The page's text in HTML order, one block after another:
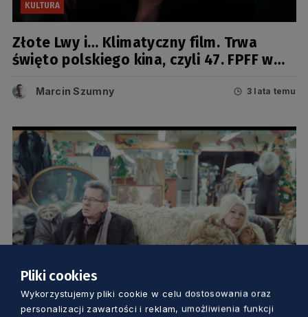
KULTURA
Złote Lwy i… Klimatyczny film. Trwa
święto polskiego kina, czyli 47. FPFF w
Marcin Szumny 3 lata temu
KULTURA
Pliki cookies
Wykorzystujemy pliki cookie w celu dostosowania oraz
personalizacji zawartości i reklam, umożliwienia funkcji